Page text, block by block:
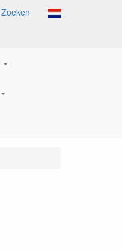
Zoeken